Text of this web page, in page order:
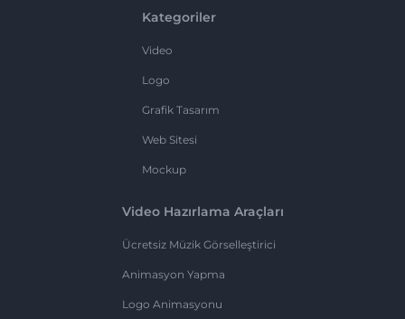
Kategoriler
Video
Logo
Grafik Tasarım
Web Sitesi
Mockup
Video Hazırlama Araçları
Ücretsiz Müzik Görselleştirici
Animasyon Yapma
Logo Animasyonu